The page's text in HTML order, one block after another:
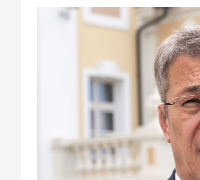
«В банкротствах сегодня
ищут не активы, а людей,
которые ими управляли. Они